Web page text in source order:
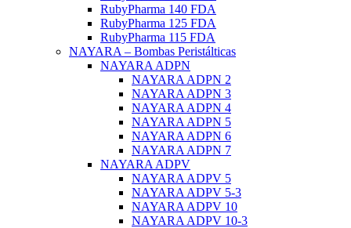
RubyPharma 140 FDA
RubyPharma 125 FDA
RubyPharma 115 FDA
NAYARA – Bombas Peristálticas
NAYARA ADPN
NAYARA ADPN 2
NAYARA ADPN 3
NAYARA ADPN 4
NAYARA ADPN 5
NAYARA ADPN 6
NAYARA ADPN 7
NAYARA ADPV
NAYARA ADPV 5
NAYARA ADPV 5-3
NAYARA ADPV 10
NAYARA ADPV 10-3